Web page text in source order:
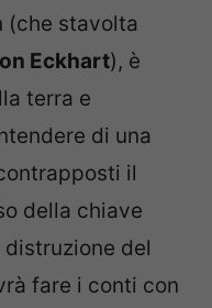
(che stavolta
Eckhart), è
terra e
di una
il
della chiave
del
fare i conti con